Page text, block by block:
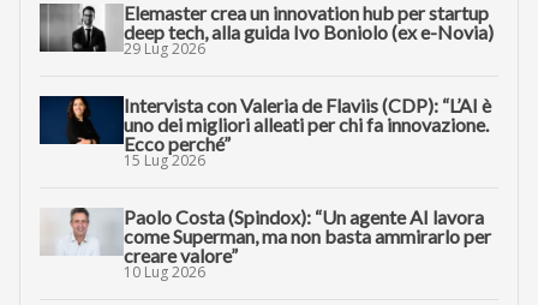
Elemaster crea un innovation hub per startup
deep tech, alla guida Ivo Boniolo (ex e-Novia)
29 Lug 2026
Intervista con Valeria de Flaviis (CDP): “L’AI è
uno dei migliori alleati per chi fa innovazione.
Ecco perché”
15 Lug 2026
Paolo Costa (Spindox): “Un agente AI lavora
come Superman, ma non basta ammirarlo per
creare valore”
10 Lug 2026